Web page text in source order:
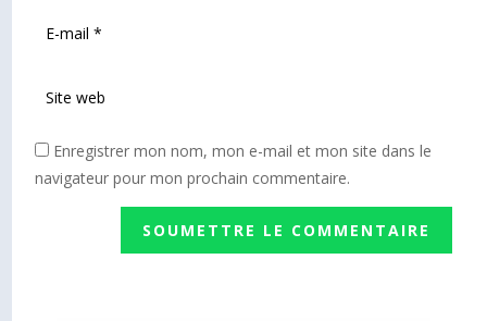
Enregistrer mon nom, mon e-mail et mon site dans le
navigateur pour mon prochain commentaire.
SOUMETTRE LE COMMENTAIRE